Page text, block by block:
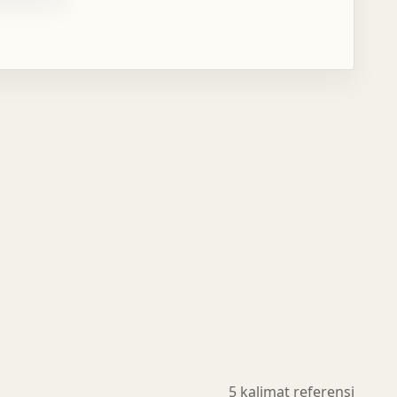
5 kalimat referensi